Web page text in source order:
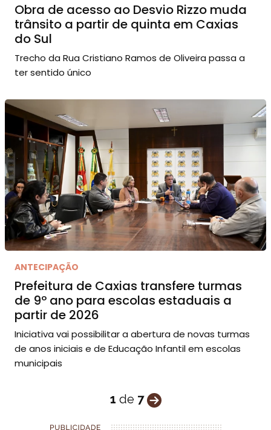
Obra de acesso ao Desvio Rizzo muda
trânsito a partir de quinta em Caxias
do Sul
Trecho da Rua Cristiano Ramos de Oliveira passa a
ter sentido único
ANTECIPAÇÃO
Prefeitura de Caxias transfere turmas
de 9º ano para escolas estaduais a
partir de 2026
Iniciativa vai possibilitar a abertura de novas turmas
de anos iniciais e de Educação Infantil em escolas
municipais
1 de 7